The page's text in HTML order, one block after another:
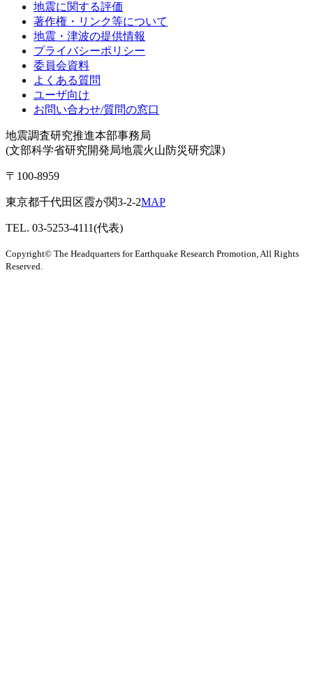
地震に関する評価
著作権・リンク等について
地震・津波の提供情報
プライバシーポリシー
委員会資料
よくある質問
ユーザ向け
お問い合わせ/質問の窓口
地震調査研究推進本部事務局
(文部科学省研究開発局地震火山防災研究課)
〒100-8959
東京都千代田区霞が関3-2-2MAP
TEL. 03-5253-4111(代表)
Copyright© The Headquarters for Earthquake Research Promotion, All Rights
Reserved.